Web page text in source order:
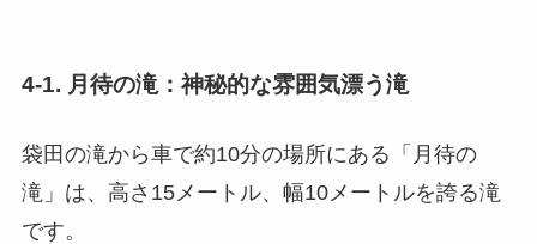
4-1. 月待の滝：神秘的な雰囲気漂う滝
袋田の滝から車で約10分の場所にある「月待の
滝」は、高さ15メートル、幅10メートルを誇る滝
です。